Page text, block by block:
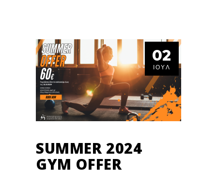
02
ΙΟΎΛ
SUMMER 2024
GYM OFFER